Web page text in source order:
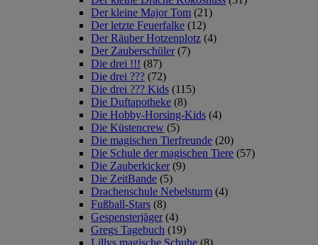
Der kleine Major Tom (21)
Der letzte Feuerfalke (12)
Der Räuber Hotzenplotz (4)
Der Zauberschüler (7)
Die drei !!! (87)
Die drei ??? (72)
Die drei ??? Kids (115)
Die Duftapotheke (8)
Die Hobby-Horsing-Kids (4)
Die Küstencrew (5)
Die magischen Tierfreunde (20)
Die Schule der magischen Tiere (57)
Die Zauberkicker (9)
Die ZeitBande (5)
Drachenschule Nebelsturm (4)
Fußball-Stars (8)
Gespensterjäger (4)
Gregs Tagebuch (19)
Lillys magische Schuhe (8)